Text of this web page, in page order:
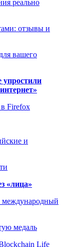
реально
отзывы и
вашего
Firefox
и
«лица»
международный
медаль
Life